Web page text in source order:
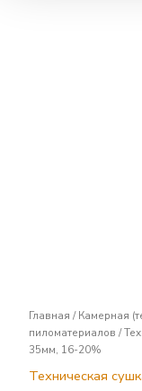
Главная /Камерная
пиломатериалов /
35мм, 16-20%
Техническая